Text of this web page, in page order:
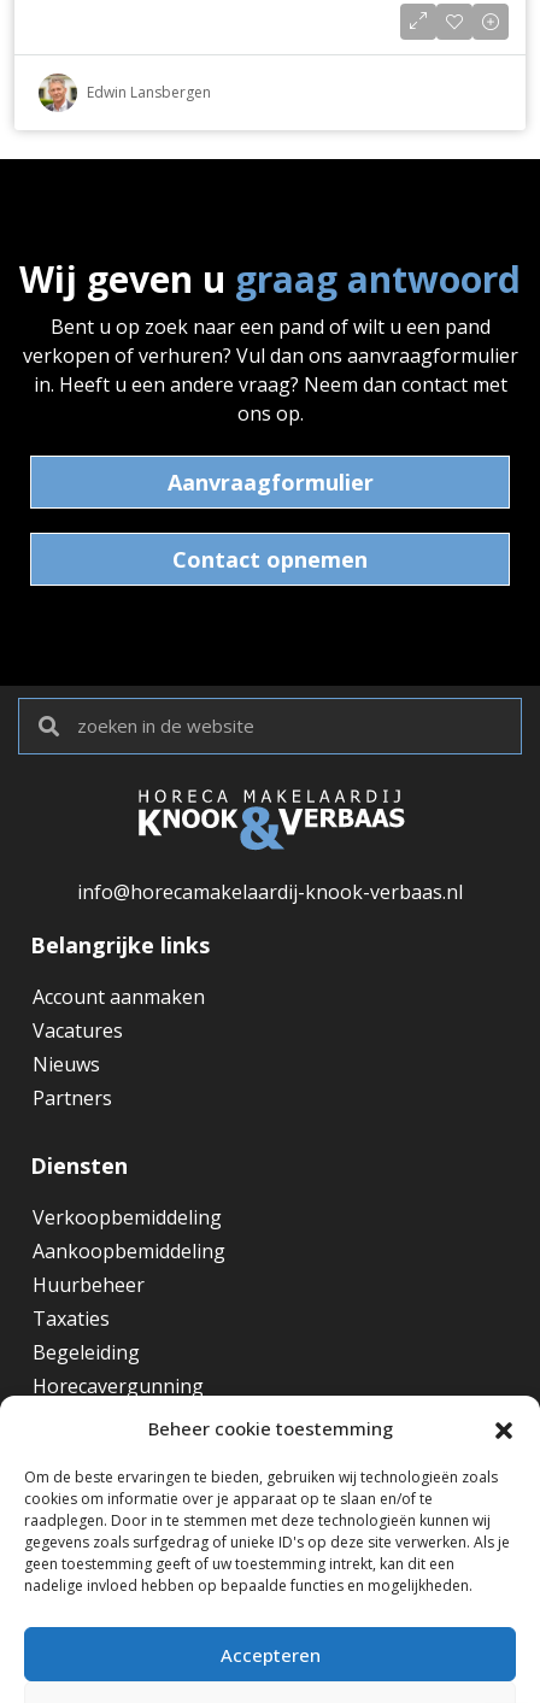
Beheer cookie toestemming
Om de beste ervaringen te bieden, gebruiken wij technologieën zoals
cookies om informatie over je apparaat op te slaan en/of te
raadplegen. Door in te stemmen met deze technologieën kunnen wij
gegevens zoals surfgedrag of unieke ID's op deze site verwerken. Als je
geen toestemming geeft of uw toestemming intrekt, kan dit een
nadelige invloed hebben op bepaalde functies en mogelijkheden.
Accepteren
Edwin Lansbergen
Wij geven u graag antwoord
Bent u op zoek naar een pand of wilt u een pand
verkopen of verhuren? Vul dan ons aanvraagformulier
in. Heeft u een andere vraag? Neem dan contact met
ons op.
Aanvraagformulier
Contact opnemen
info@horecamakelaardij-knook-verbaas.nl
Belangrijke links
Account aanmaken
Vacatures
Nieuws
Partners
Diensten
Verkoopbemiddeling
Aankoopbemiddeling
Huurbeheer
Taxaties
Begeleiding
Horecavergunning
Horecamakelaar Rotterdam
Horecamakelaar Eindhoven
Horecamakelaar Amsterdam